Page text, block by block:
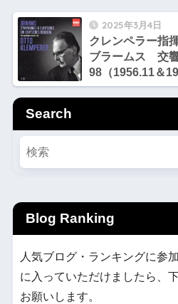
2025年3月4日
クレンペラー指
ブラームス 交
98（1956.11＆
Search
Blog Ranking
人気ブログ・ランキングに参
に入っていただけましたら、
お願いします。